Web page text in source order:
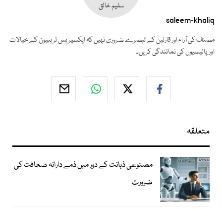
سلیم خالق
saleem-khaliq
مصنف کی آراء اور قارئین کے تبصرے ضروری نہیں کہ ایکسپریس ٹریبیون کے خیالات
اور پالیسیوں کی نمائندگی کریں۔
متعلقہ
مصنوعی ذہانت کے دور میں ذمے دارانہ صحافت کی
ضرورت